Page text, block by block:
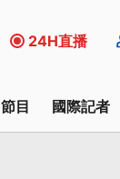
24H直播
節目 國際記者